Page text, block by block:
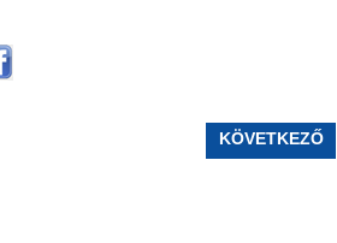
KÖVETKEZŐ